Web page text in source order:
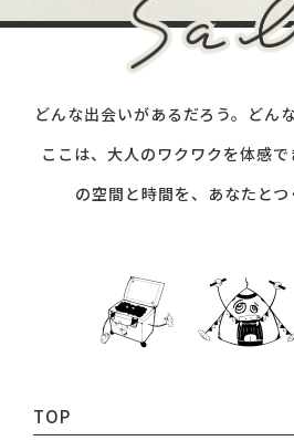
どんな出会いがあるだろう。どん
ここは、大人のワクワクを体感で
の空間と時間を、あなたとつ
TOP